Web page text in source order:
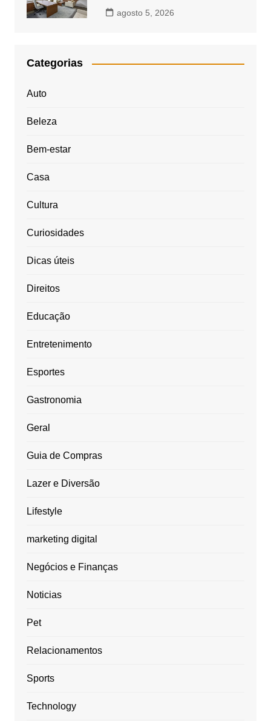
agosto 5, 2026
Categorias
Auto
Beleza
Bem-estar
Casa
Cultura
Curiosidades
Dicas úteis
Direitos
Educação
Entretenimento
Esportes
Gastronomia
Geral
Guia de Compras
Lazer e Diversão
Lifestyle
marketing digital
Negócios e Finanças
Noticias
Pet
Relacionamentos
Sports
Technology